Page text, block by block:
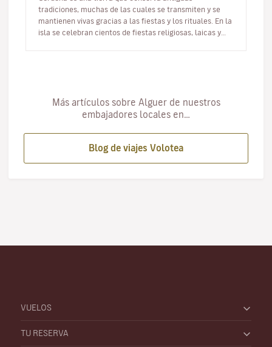
tradiciones, muchas de las cuales se transmiten y se
mantienen vivas gracias a las fiestas y los rituales. En la
isla se celebran cientos de fiestas religiosas, laicas y
Más artículos sobre Alguer de nuestros
embajadores locales en…
Blog de viajes Volotea
VUELOS
TU RESERVA